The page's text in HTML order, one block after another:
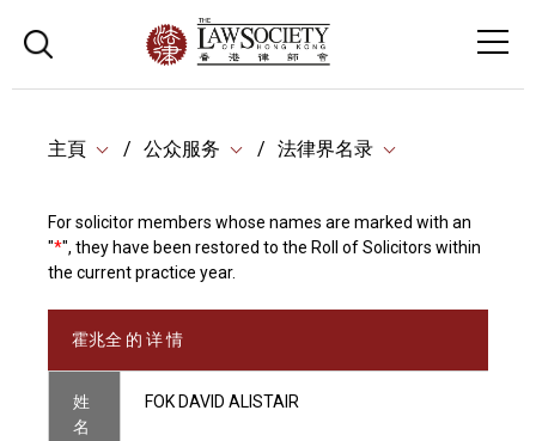
主頁 公众服务 法律界名录
For solicitor members whose names are marked with an
"*", they have been restored to the Roll of Solicitors within
the current practice year.
霍兆全 的 详 情
姓
名
FOK DAVID ALISTAIR